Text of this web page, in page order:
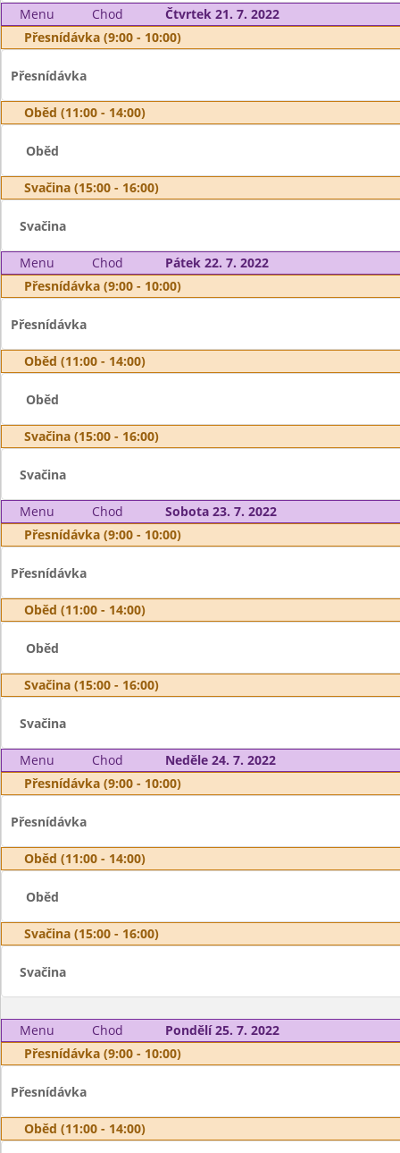
Menu Chod
Čtvrtek 21. 7. 2022
Přesnídávka (9:00 - 10:00)
Přesnídávka
Oběd (11:00 - 14:00)
Oběd
Svačina (15:00 - 16:00)
Svačina
Menu Chod
Pátek 22. 7. 2022
Přesnídávka (9:00 - 10:00)
Přesnídávka
Oběd (11:00 - 14:00)
Oběd
Svačina (15:00 - 16:00)
Svačina
Menu Chod
Sobota 23. 7. 2022
Přesnídávka (9:00 - 10:00)
Přesnídávka
Oběd (11:00 - 14:00)
Oběd
Svačina (15:00 - 16:00)
Svačina
Menu Chod
Neděle 24. 7. 2022
Přesnídávka (9:00 - 10:00)
Přesnídávka
Oběd (11:00 - 14:00)
Oběd
Svačina (15:00 - 16:00)
Svačina
Menu Chod
Pondělí 25. 7. 2022
Přesnídávka (9:00 - 10:00)
Přesnídávka
Oběd (11:00 - 14:00)